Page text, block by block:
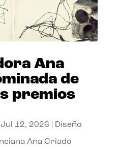
Ana
de
premios
Jul 12, 2026 Diseño
Ana Criado